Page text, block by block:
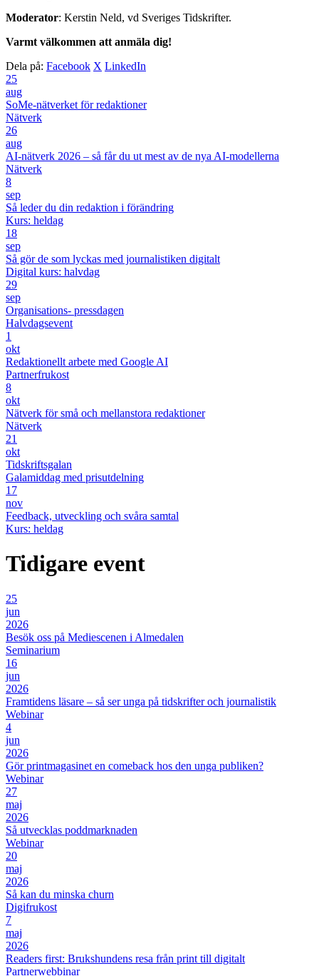
Moderator: Kerstin Neld, vd Sveriges Tidskrifter.
Varmt välkommen att anmäla dig!
Dela på: Facebook X LinkedIn
25
aug
SoMe-nätverket för redaktioner
Nätverk
26
aug
AI-nätverk 2026 – så får du ut mest av de nya AI-modellerna
Nätverk
8
sep
Så leder du din redaktion i förändring
Kurs: heldag
18
sep
Så gör de som lyckas med journalistiken digitalt
Digital kurs: halvdag
29
sep
Organisations- pressdagen
Halvdagsevent
1
okt
Redaktionellt arbete med Google AI
Partnerfrukost
8
okt
Nätverk för små och mellanstora redaktioner
Nätverk
21
okt
Tidskriftsgalan
Galamiddag med prisutdelning
17
nov
Feedback, utveckling och svåra samtal
Kurs: heldag
Tidigare event
25
jun
2026
Besök oss på Mediescenen i Almedalen
Seminarium
16
jun
2026
Framtidens läsare – så ser unga på tidskrifter och journalistik
Webinar
4
jun
2026
Gör printmagasinet en comeback hos den unga publiken?
Webinar
27
maj
2026
Så utvecklas poddmarknaden
Webinar
20
maj
2026
Så kan du minska churn
Digifrukost
7
maj
2026
Readers first: Brukshundens resa från print till digitalt
Partnerwebbinar